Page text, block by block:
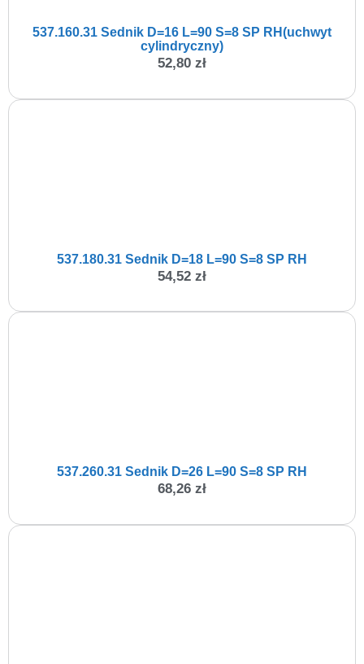
537.160.31 Sednik D=16 L=90 S=8 SP RH(uchwyt
cylindryczny)
52,80 zł
537.180.31 Sednik D=18 L=90 S=8 SP RH
54,52 zł
537.260.31 Sednik D=26 L=90 S=8 SP RH
68,26 zł